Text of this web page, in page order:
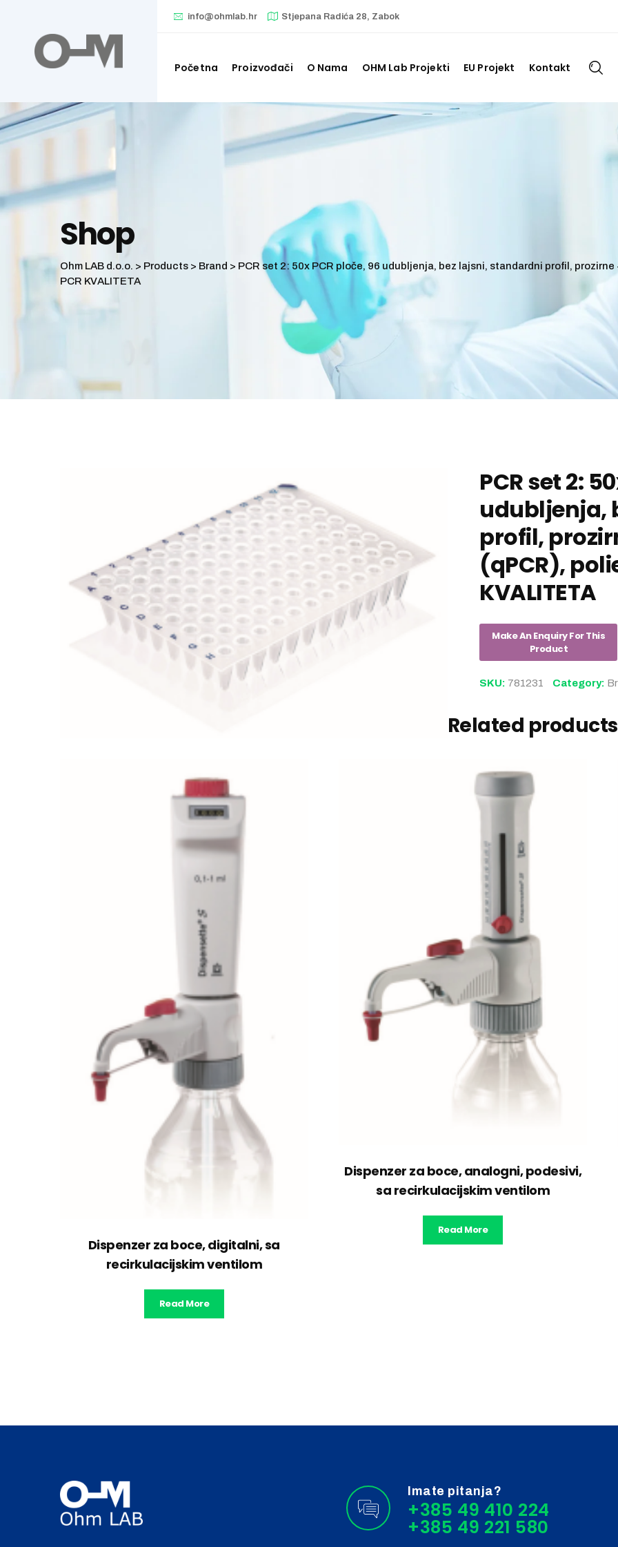
content
info@ohmlab.hr Stjepana Radića 28, Zabok
Početna Proizvođači O Nama OHM Lab Projekti EU Projekt Kontakt
Shop
Ohm LAB d.o.o. > Products > Brand > PCR set 2: 50x PCR ploče, 96 udubljenja, bez lajsni, standardni profil,
PCR KVALITETA
PCR set 2:
udubljenja,
profil,
(qPCR),
KVALITETA
SKU: 781231 Category:
Related products
Dispenzer za boce, digitalni, sa
recirkulacijskim ventilom
Read More
Dispenzer za boce, analogni, podesivi,
sa recirkulacijskim ventilom
Read More
Imate pitanja?
+385 49 410 224